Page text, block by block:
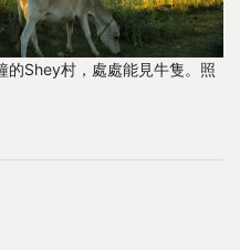
的Shey村，處處能見牛隻。照